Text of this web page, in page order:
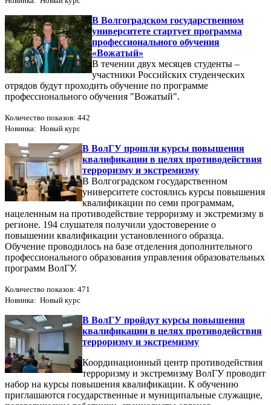
В Волгоградском государственном
университете стартует программа
профессионального обучения
«Вожатый»
В течении двух месяцев студенты –
участники Российских студенческих
отрядов будут проходить обучение по программе
профессионального обучения "Вожатый".
Количество показов: 442
Новинка: Новый курс
В ВолГУ прошли курсы повышения
квалификации в целях противодействия
терроризму и экстремизму
В Волгоградском государственном
университете состоялись курсы повышения
квалификации по семи программам,
нацеленным на противодействие терроризму и экстремизму в
регионе. 194 слушателя получили удостоверение о
повышении квалификации установленного образца.
Обучение проводилось на базе отделения дополнительного
профессионального образования управления образовательных
программ ВолГУ.
Количество показов: 471
Новинка: Новый курс
В ВолГУ пройдут курсы повышения
квалификации в целях противодействия
терроризму и экстремизму
Координационный центр противодействия
терроризму и экстремизму ВолГУ проводит
набор на курсы повышения квалификации. К обучению
приглашаются государственные и муниципальные служащие,